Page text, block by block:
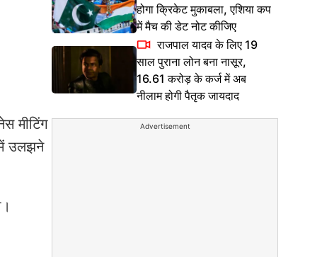
मीटिंग
उलझने
होगा क्रिकेट मुकाबला, एशिया कप
में मैच की डेट नोट कीजिए
राजपाल यादव के लिए 19
साल पुराना लोन बना नासूर,
16.61 करोड़ के कर्ज में अब
नीलाम होगी पैतृक जायदाद
Advertisement